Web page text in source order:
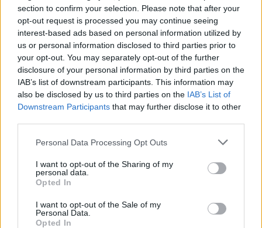
section to confirm your selection. Please note that after your
opt-out request is processed you may continue seeing
interest-based ads based on personal information utilized by
us or personal information disclosed to third parties prior to
your opt-out. You may separately opt-out of the further
disclosure of your personal information by third parties on the
IAB’s list of downstream participants. This information may
also be disclosed by us to third parties on the IAB’s List of
Downstream Participants that may further disclose it to other
Please note that this website/app uses one or more Google
not limited to your visit or usage behaviour. You may click to
grant or deny consent to Google and its third-party tags to
use your data for below specified purposes in below Google
consent section.
Personal Data Processing Opt Outs
I want to opt-out of the Sharing of my
personal data.
Opted In
I want to opt-out of the Sale of my
Personal Data.
Opted In
mondhatják, hogy az bio, mert van bennük egy-két
nem minősített hozzávaló is.
Mária nénitől egyébként megtudtam azt is, hogy az
étterem modern amerikai technológiával van
felszerelve, és nagyon ügyelnek rá, hogy az ételekben
megmaradjanak a tápanyagok. A zöldségek, amikor
lehet párolva kerülnek az ételbe. A salátás pult
kínálatában is párolt fokhagyma található, így az
erélyes illatanyagok távoznak, az értékes összetevők
jelentős része pedig megmarad. Mikró csak azoknak
a vendégeknek a kedvéért került a konyhába, akik
nagyon sietnek, és kifejezetten kérik, hogy a
gőzmelegítés néhány perce helyett gyorsabban
kerüljön eléjük az étel.